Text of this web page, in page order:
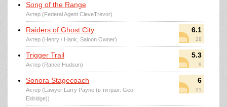
Song of the Range
Актер (Federal Agent CleveTrevor)
6.1
28
Raiders of Ghost City
Актер (Henry / Hank, Saloon Owner)
5.3
9
Trigger Trail
Актер (Rance Hudson)
6
21
Sonora Stagecoach
Актер (Lawyer Larry Payne (в титрах: Geo.
Eldridge))